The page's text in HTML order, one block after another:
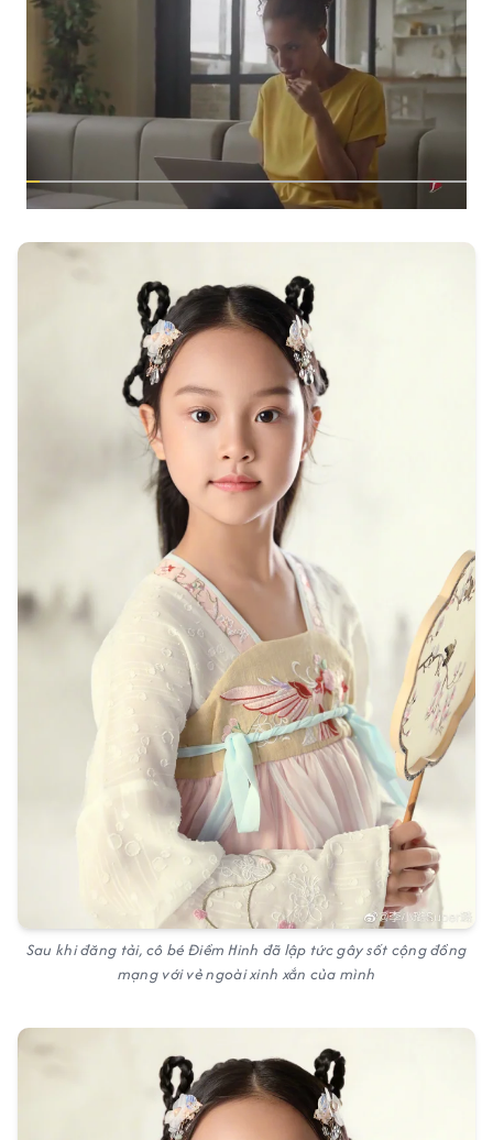
Sau khi đăng tải, cô bé Điềm Hinh đã lập tức gây sốt cộng đồng
mạng với vẻ ngoài xinh xắn của mình